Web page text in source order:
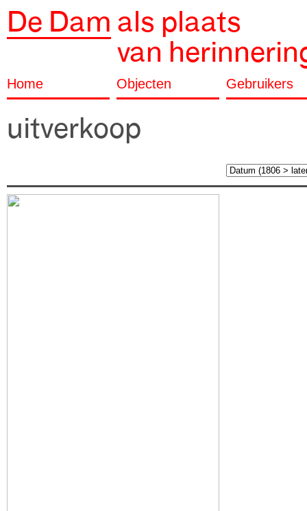
De Dam als plaats
van
Home Objecten Gebruikers
uitverkoop